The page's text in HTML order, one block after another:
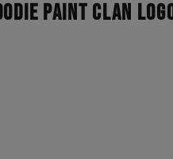
paint clan